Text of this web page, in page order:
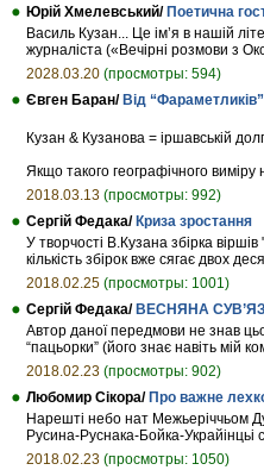
Юрій Хмелевський/ Поетична
Василь Кузан... Це ім’я в нашій
журналіста («Вечірні розмови з
2028.03.20 (просмотры: 594)
Євген Баран/ Від
Кузан & Кузанова = іршавській
Якщо такого географічного
2018.03.13 (просмотры: 992)
Сергій Федака/ Криза зростання
У творчості В.Кузана збірка
кількість збірок вже сягає двох
2018.02.25 (просмотры: 1001)
Сергій Федака/ ВЕСНЯНА
Автор даної передмови не знав
“пацьорки” (його знає навіть мій
2018.02.23 (просмотры: 902)
Любомир Сікора/ Про важне
Нарешті небо нат Межьеріччьом
Русина-Руснака-Бойка-Украйінцьі
2018.02.23 (просмотры: 1050)